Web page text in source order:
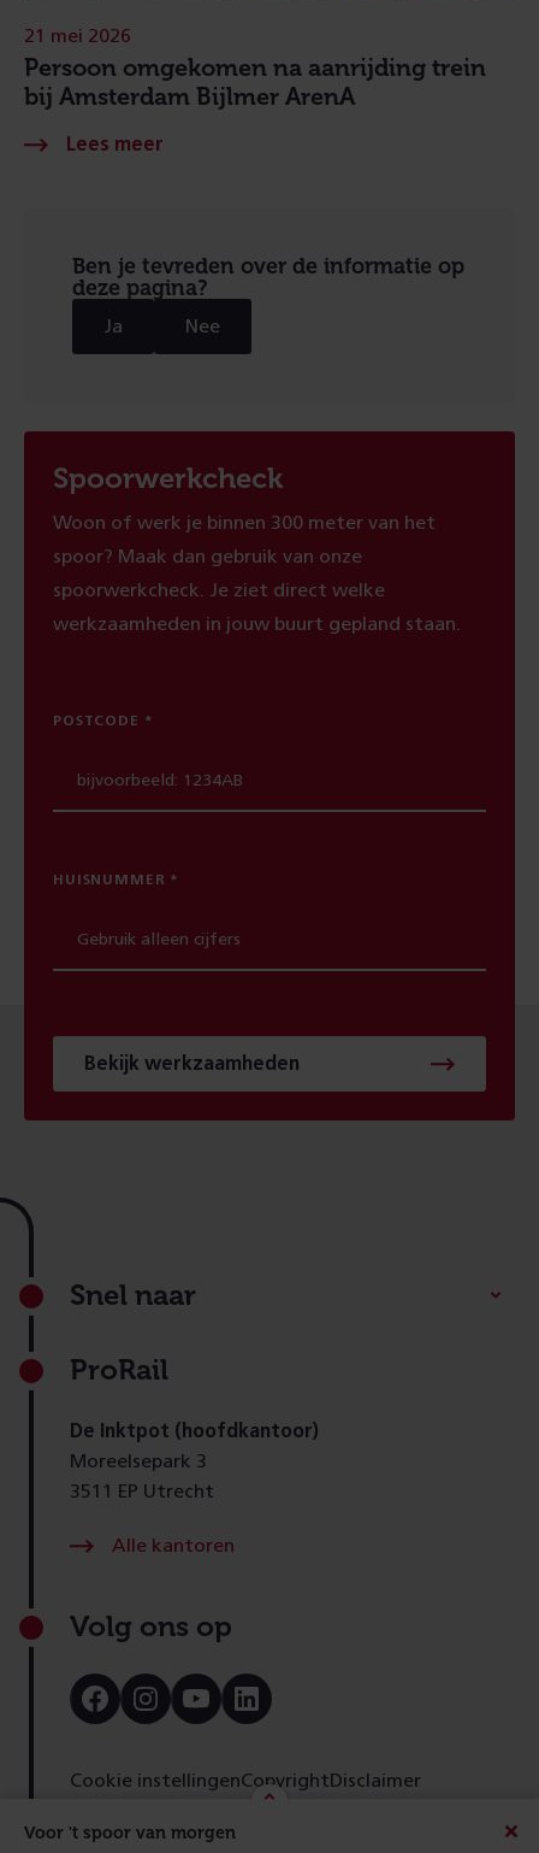
Voor 't spoor van morgen
Persoon omgekomen na aanrijding trein
bij Amsterdam Bijlmer ArenA
21 mei 2026
Ben je tevreden over de informatie op
deze pagina?
Ja Nee
Spoorwerkcheck
Woon of werk je binnen 300 meter van het
spoor? Maak dan gebruik van onze
spoorwerkcheck. Je ziet direct welke
werkzaamheden in jouw buurt gepland staan.
POSTCODE
HUISNUMMER
Bekijk werkzaamheden
Footer
Snel naar
ProRail
De Inktpot (hoofdkantoor)
Moreelsepark 3
3511 EP Utrecht
Alle kantoren
Volg ons op
Bezoek
onze
Bezoek
onze
Bezoek
onze
Bezoek
onze
Cookie instellingenCopyright Disclaimer